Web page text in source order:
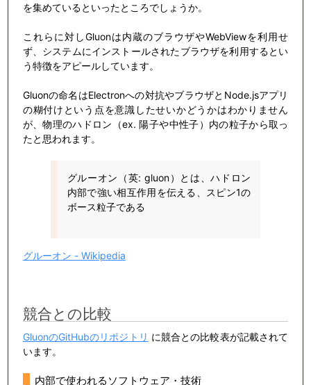
を集めているといったところでしょうか。
これらに対しGluonは内蔵のブラウザやWebViewを利用せ
ず、システムにインストールされたブラウザを利用するとい
う特徴をアピールしています。
Gluonの命名はElectronへの対抗やブラウザとNode.jsアプリ
の糊付けという点を意識したせいかどうかはわかりません
が、物理のハドロン（ex. 陽子や中性子）内の粒子から取っ
たと思われます。
グルーオン（英: gluon）とは、ハドロン
内部で強い相互作用を伝える、スピン1の
ボース粒子である
グルーオン - Wikipedia
競合との比較
GluonのGitHubのリポジトリ に競合との比較表が記載されて
います。
内部で使われるソフトウェア・技術